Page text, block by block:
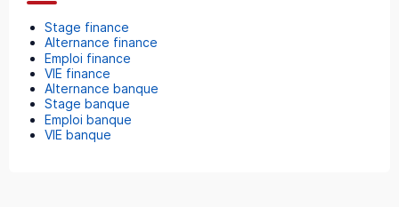
Stage finance
Alternance finance
Emploi finance
VIE finance
Alternance banque
Stage banque
Emploi banque
VIE banque